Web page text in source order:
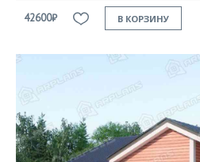
42600₽ В КОРЗИНУ